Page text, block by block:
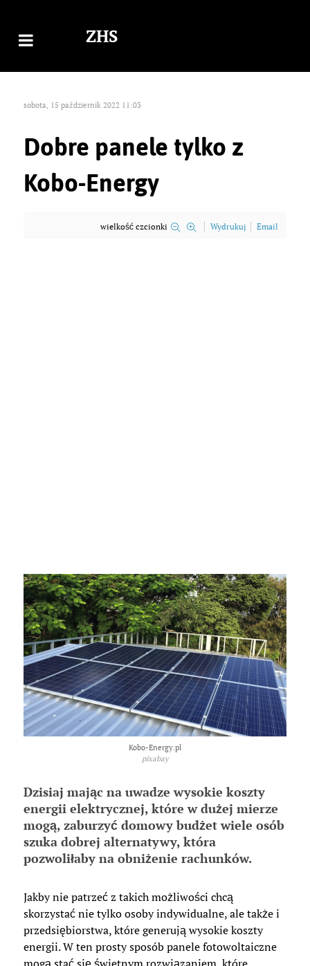
ZHS
sobota, 15 październik 2022 11:03
Dobre panele tylko z
Kobo-Energy
wielkość czcionki Wydrukuj Email
Kobo-Energy.pl
pixabay
Dzisiaj mając na uwadze wysokie koszty
energii elektrycznej, które w dużej mierze
mogą, zaburzyć domowy budżet wiele osób
szuka dobrej alternatywy, która
pozwoliłaby na obniżenie rachunków.
Jakby nie patrzeć z takich możliwości chcą
skorzystać nie tylko osoby indywidualne, ale także i
przedsiębiorstwa, które generują wysokie koszty
energii. W ten prosty sposób panele fotowoltaiczne